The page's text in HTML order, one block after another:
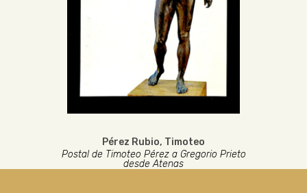
Pérez Rubio, Timoteo
Postal de Timoteo Pérez a Gregorio Prieto
desde Atenas